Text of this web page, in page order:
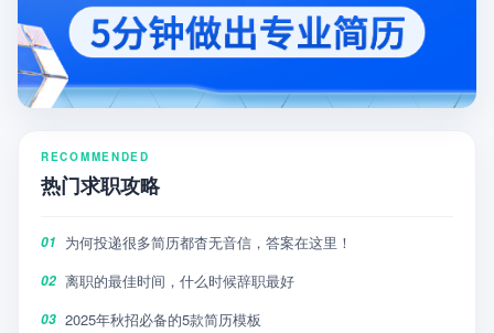
RECOMMENDED
热门求职攻略
01 为何投递很多简历都杳无音信，答案在这里！
02 离职的最佳时间，什么时候辞职最好
03 2025年秋招必备的5款简历模板